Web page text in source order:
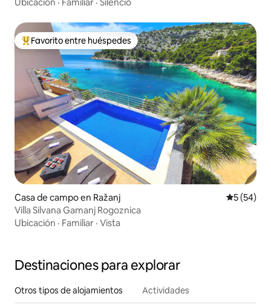
Favorito entre huéspedes preferido
Favorito entre huéspedes
Casa de campo en Ražanj
5 (54)
Villa Silvana Gamanj Rogoznica
Ubicación · Familiar · Vista
Destinaciones para explorar
Otros tipos de alojamientos Actividades